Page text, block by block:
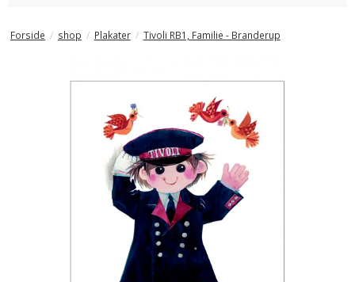
Forside / shop / Plakater / Tivoli RB1, Familie - Branderup